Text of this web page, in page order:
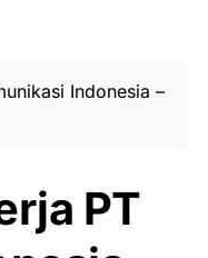
Indonesia –
PT